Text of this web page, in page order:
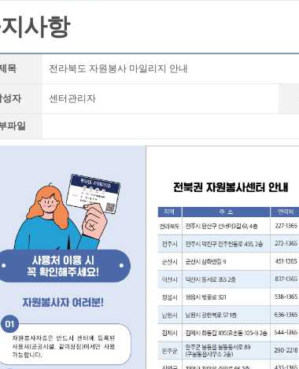
사항
목 전라북도 자원봉사 마일리지 안내
성자 센터관리자
파일